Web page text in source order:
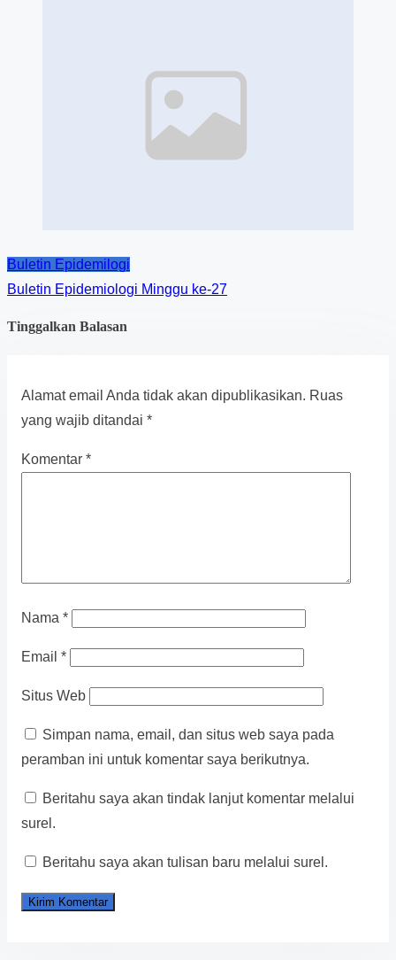
Buletin Epidemilogi
Buletin Epidemiologi Minggu ke-27
Tinggalkan Balasan
Alamat email Anda tidak akan dipublikasikan. Ruas
yang wajib ditandai *
Komentar *
Nama *
Email *
Situs Web
Simpan nama, email, dan situs web saya pada
peramban ini untuk komentar saya berikutnya.
Beritahu saya akan tindak lanjut komentar melalui
surel.
Beritahu saya akan tulisan baru melalui surel.